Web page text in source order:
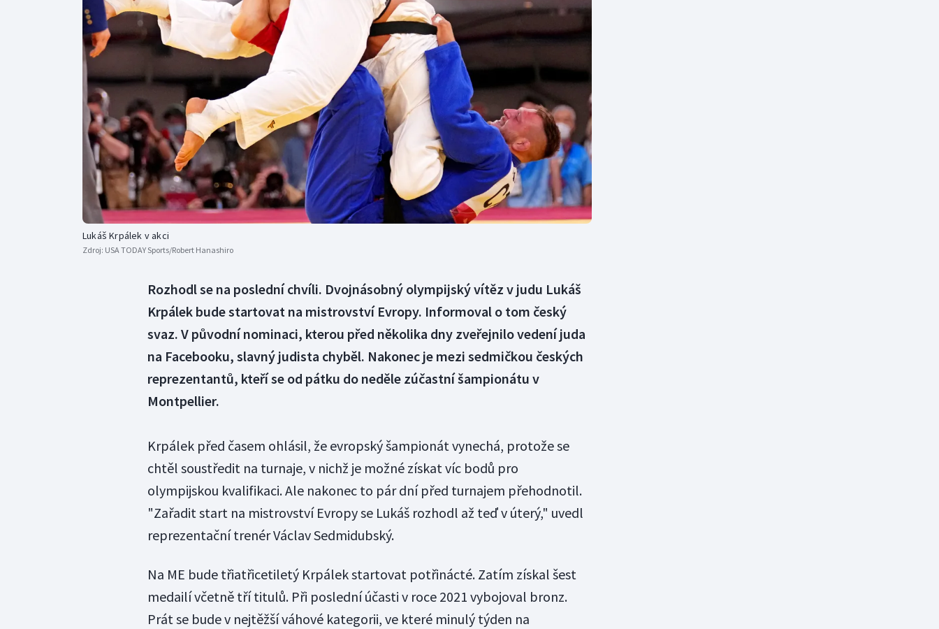
Curling
Dostihy
Futsal
Golf
Gymnastika
Moderní pětiboj
Motorsport
Olympijské hry
Parasport
Plavání
Plážový volejbal
Triatlon
Veslování
Vodní slalom
Volejbal
Ostatní
Lukáš Krpálek v akci
Zdroj: USA TODAY Sports/Robert Hanashiro
Rozhodl se na poslední chvíli. Dvojnásobný olympijský vítěz v judu Lukáš
Krpálek bude startovat na mistrovství Evropy. Informoval o tom český
svaz. V původní nominaci, kterou před několika dny zveřejnilo vedení juda
na Facebooku, slavný judista chyběl. Nakonec je mezi sedmičkou českých
reprezentantů, kteří se od pátku do neděle zúčastní šampionátu v
Montpellier.
Krpálek před časem ohlásil, že evropský šampionát vynechá, protože se
chtěl soustředit na turnaje, v nichž je možné získat víc bodů pro
olympijskou kvalifikaci. Ale nakonec to pár dní před turnajem přehodnotil.
"Zařadit start na mistrovství Evropy se Lukáš rozhodl až teď v úterý," uvedl
reprezentační trenér Václav Sedmidubský.
Na ME bude třiatřicetiletý Krpálek startovat potřinácté. Zatím získal šest
medailí včetně tří titulů. Při poslední účasti v roce 2021 vybojoval bronz.
Prát se bude v nejtěžší váhové kategorii, ve které minulý týden na